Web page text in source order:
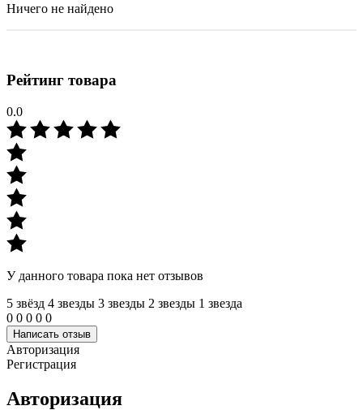
Ничего не найдено
Рейтинг товара
0.0
У данного товара пока нет отзывов
5 звёзд 4 звeзды 3 звeзды 2 звeзды 1 звeзда
0 0 0 0 0
Написать отзыв
Авторизация
Регистрация
Авторизация